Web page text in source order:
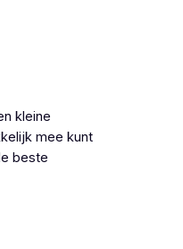
kleine
mee kunt
beste